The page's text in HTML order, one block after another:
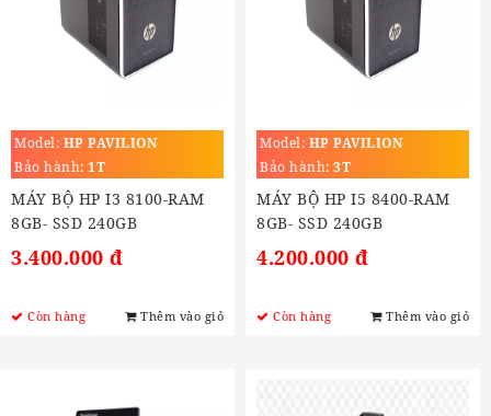
Model: HP PAVILION
Bảo hành: 1T
MÁY BỘ HP I3 8100-RAM
8GB- SSD 240GB
3.400.000 đ
Còn hàng Thêm vào giỏ
Model: HP PAVILION
Bảo hành: 3T
MÁY BỘ HP I5 8400-RAM
8GB- SSD 240GB
4.200.000 đ
Còn hàng Thêm vào giỏ